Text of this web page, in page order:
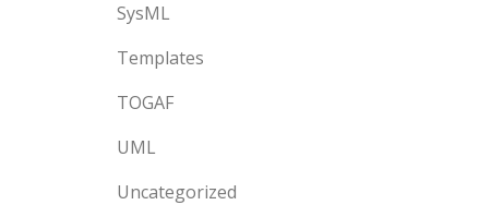
SysML
Templates
TOGAF
UML
Uncategorized